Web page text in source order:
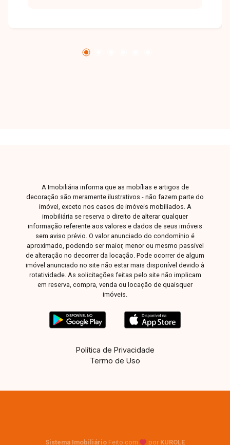
configuração para a construção de um projeto
A Imobiliária informa que as mobílias e artigos de
decoração são meramente ilustrativos - não fazem parte do
imóvel, exceto nos casos de imóveis mobiliados. A
imobiliária se reserva o direito de alterar qualquer
informação referente aos valores e dados de seus imóveis
sem aviso prévio. O valor anunciado do condomínio é
aproximado, podendo ser maior, menor ou mesmo passível
de alteração no decorrer da locação. Pode ocorrer de algum
imóvel anunciado no site não estar mais disponível devido à
rotatividade. As solicitações feitas pelo site não implicam
em reserva, compra, venda ou locação de quaisquer
imóveis.
Política de Privacidade
Termo de Uso
Sistema Imobiliário Feito com por KUROLE